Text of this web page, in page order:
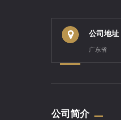
公司地址
广东省
公司简介